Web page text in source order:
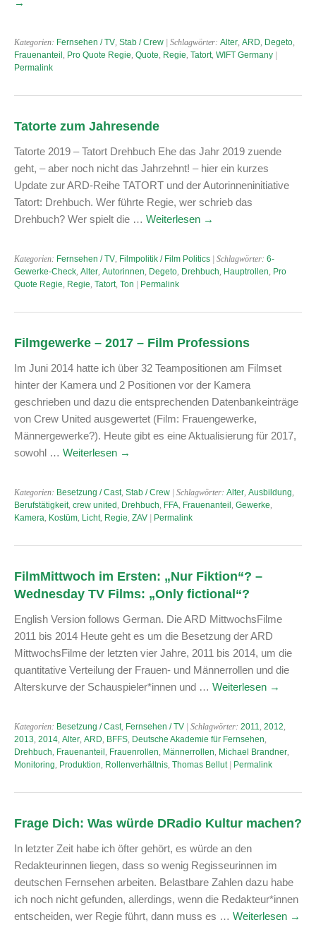
→
Kategorien: Fernsehen / TV, Stab / Crew | Schlagwörter: Alter, ARD, Degeto,
Frauenanteil , Pro Quote Regie, Quote, Regie, Tatort, WIFT Germany
Permalink
Tatorte zum Jahresende
Tatorte 2019 – Tatort Drehbuch Ehe das Jahr 2019 zuende
geht, – aber noch nicht das Jahrzehnt! – hier ein kurzes
Update zur ARD-Reihe TATORT und der Autorinneninitiative
Tatort: Drehbuch. Wer führte Regie, wer schrieb das
Drehbuch? Wer spielt die … Weiterlesen →
Kategorien: Fernsehen / TV, Filmpolitik / Film Politics | Schlagwörter: 6-
Gewerke-Check, Alter, Autorinnen, Degeto, Drehbuch, Hauptrollen, Pro
Quote Regie, Regie, Tatort, Ton Permalink
Filmgewerke – 2017 – Film Professions
Im Juni 2014 hatte ich über 32 Teampositionen am Filmset
hinter der Kamera und 2 Positionen vor der Kamera
geschrieben und dazu die entsprechenden Datenbankeinträge
von Crew United ausgewertet (Film: Frauengewerke,
Männergewerke?). Heute gibt es eine Aktualisierung für 2017,
sowohl … Weiterlesen →
Kategorien: Besetzung / Cast, Stab / Crew | Schlagwörter: Alter, Ausbildung,
Berufstätigkeit, crew united , Drehbuch, FFA, Frauenanteil , Gewerke,
Kamera, Kostüm, Licht, Regie, ZAV Permalink
FilmMittwoch im Ersten: „Nur Fiktion“? –
Wednesday TV Films: „Only fictional“?
English Version follows German. Die ARD MittwochsFilme
2011 bis 2014 Heute geht es um die Besetzung der ARD
MittwochsFilme der letzten vier Jahre, 2011 bis 2014, um die
quantitative Verteilung der Frauen- und Männerrollen und die
Alterskurve der Schauspieler*innen und … Weiterlesen →
Kategorien: Besetzung / Cast, Fernsehen / TV | Schlagwörter: 2011, 2012,
2013, 2014, Alter, ARD, BFFS, Deutsche Akademie für Fernsehen,
Drehbuch, Frauenanteil , Frauenrollen, Männerrollen, Michael Brandner,
Monitoring, Produktion, Rollenverhältnis, Thomas Bellut| Permalink
Frage Dich: Was würde DRadio Kultur machen?
In letzter Zeit habe ich öfter gehört, es würde an den
Redakteurinnen liegen, dass so wenig Regisseurinnen im
deutschen Fernsehen arbeiten. Belastbare Zahlen dazu habe
ich noch nicht gefunden, allerdings, wenn die Redakteur*innen
entscheiden, wer Regie führt, dann muss es … Weiterlesen →